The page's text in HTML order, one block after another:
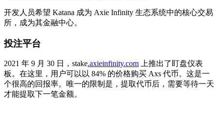
开发人员希望 Katana 成为 Axie Infinity 生态系统中的核心交易
所，成为其金融中心。
投注平台
2021 年 9 月 30 日，stake.axieinfinity.com 上推出了盯盘仪表
板。在这里，用户可以以 84% 的价格购买 Axs 代币。这是一
个很高的回报率。唯一的限制是，提取代币后，需要等待一天
才能提取下一笔金额。